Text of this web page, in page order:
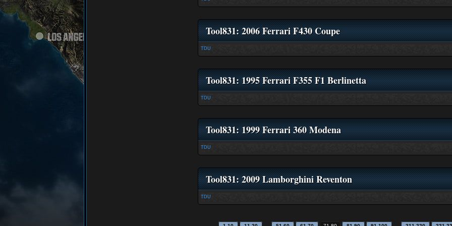
Tool831: 2006 Ferrari F430 Coupe
TDU
Tool831: 1995 Ferrari F355 F1 Berlinetta
TDU
Tool831: 1999 Ferrari 360 Modena
TDU
Tool831: 2009 Lamborghini Reventon
TDU